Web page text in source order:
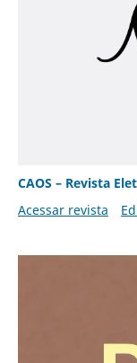
CAOS – Revista
Acessar revista